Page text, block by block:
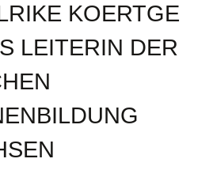
KOERTGE
LEITERIN DER